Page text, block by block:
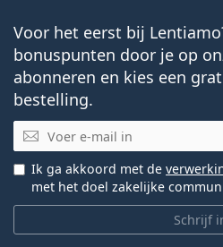
Voor het eerst bij
bonuspunten door je op
abonneren en kies een
bestelling.
E-mail
Schrijf
Ik ga akkoord met de
met het doel zakelijke